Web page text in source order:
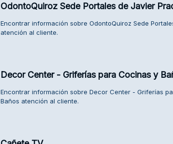
OdontoQuiroz Sede Portales de Javier
Encontrar información sobre OdontoQuiroz Sede
atención al cliente.
Decor Center - Griferías para Cocinas y
Encontrar información sobre Decor Center - Griferías
Baños atención al cliente.